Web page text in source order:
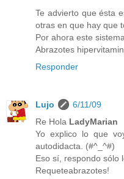
Te advierto que ésta
otras en que hay que
Por ahora este
Abrazotes
Responder
Lujo
6/11/09
Re Hola LadyMarian
Yo explico lo que
autodidacta. (#^_^#)
Eso sí, respondo sólo
Requeteabrazotes!